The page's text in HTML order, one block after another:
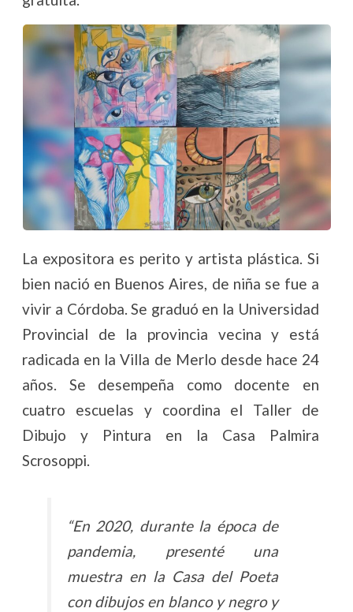
La expositora es perito y artista plástica. Si
bien nació en Buenos Aires, de niña se fue a
vivir a Córdoba. Se graduó en la Universidad
Provincial de la provincia vecina y está
radicada en la Villa de Merlo desde hace 24
años. Se desempeña como docente en
cuatro escuelas y coordina el Taller de
Dibujo y Pintura en la Casa Palmira
Scrosoppi.
“En 2020, durante la época de
pandemia, presenté una
muestra en la Casa del Poeta
con dibujos en blanco y negro y